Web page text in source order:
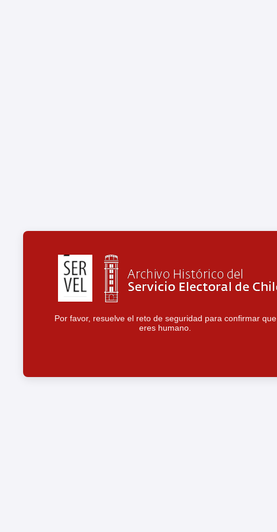
Por favor, resuelve el reto de seguridad para confirmar que
eres humano.